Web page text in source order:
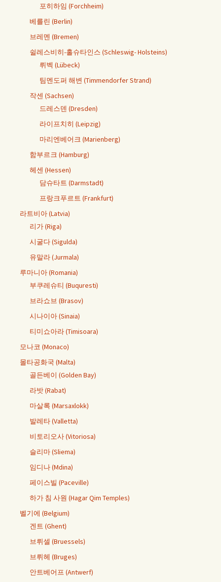
포히하임 (Forchheim)
베를린 (Berlin)
브레멘 (Bremen)
쉴레스비히-홀슈타인스 (Schleswig- Holsteins)
뤼벡 (Lübeck)
팀멘도퍼 해변 (Timmendorfer Strand)
작센 (Sachsen)
드레스덴 (Dresden)
라이프치히 (Leipzig)
마리엔베어크 (Marienberg)
함부르크 (Hamburg)
헤센 (Hessen)
담슈타트 (Darmstadt)
프랑크푸르트 (Frankfurt)
라트비아 (Latvia)
리가 (Riga)
시굴다 (Sigulda)
유말라 (Jurmala)
루마니아 (Romania)
부쿠레슈티 (Buquresti)
브라쇼브 (Brasov)
시나이아 (Sinaia)
티미쇼아라 (Timisoara)
모나코 (Monaco)
몰타공화국 (Malta)
골든베이 (Golden Bay)
라밧 (Rabat)
마살록 (Marsaxlokk)
발레타 (Valletta)
비토리오사 (Vitoriosa)
슬리마 (Sliema)
임디나 (Mdina)
페이스빌 (Paceville)
하가 침 사원 (Hagar Qim Temples)
벨기에 (Belgium)
겐트 (Ghent)
브뤼셀 (Bruessels)
브뤼헤 (Bruges)
안트베어프 (Antwerf)